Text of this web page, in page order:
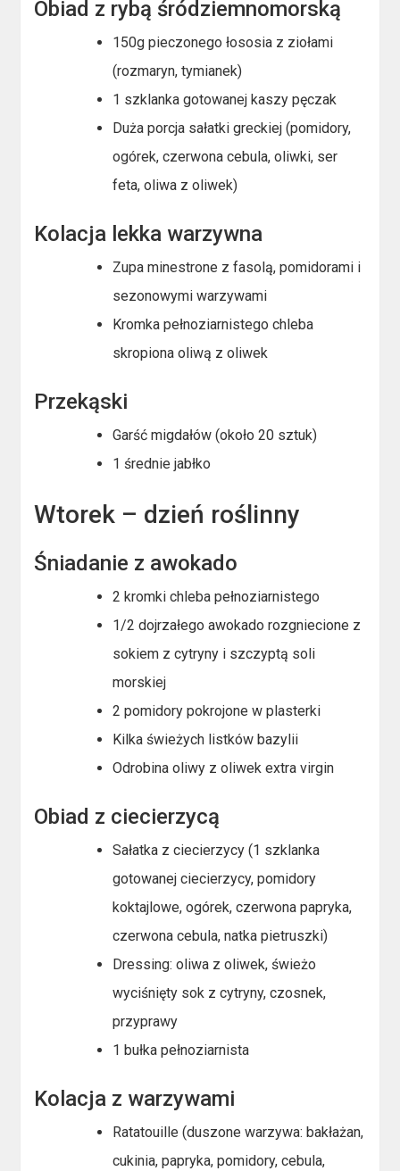
Obiad z rybą śródziemnomorską
150g pieczonego łososia z ziołami
(rozmaryn, tymianek)
1 szklanka gotowanej kaszy pęczak
Duża porcja sałatki greckiej (pomidory,
ogórek, czerwona cebula, oliwki, ser
feta, oliwa z oliwek)
Kolacja lekka warzywna
Zupa minestrone z fasolą, pomidorami i
sezonowymi warzywami
Kromka pełnoziarnistego chleba
skropiona oliwą z oliwek
Przekąski
Garść migdałów (około 20 sztuk)
1 średnie jabłko
Wtorek – dzień roślinny
Śniadanie z awokado
2 kromki chleba pełnoziarnistego
1/2 dojrzałego awokado rozgniecione z
sokiem z cytryny i szczyptą soli
morskiej
2 pomidory pokrojone w plasterki
Kilka świeżych listków bazylii
Odrobina oliwy z oliwek extra virgin
Obiad z ciecierzycą
Sałatka z ciecierzycy (1 szklanka
gotowanej ciecierzycy, pomidory
koktajlowe, ogórek, czerwona papryka,
czerwona cebula, natka pietruszki)
Dressing: oliwa z oliwek, świeżo
wyciśnięty sok z cytryny, czosnek,
przyprawy
1 bułka pełnoziarnista
Kolacja z warzywami
Ratatouille (duszone warzywa: bakłażan,
cukinia, papryka, pomidory, cebula,